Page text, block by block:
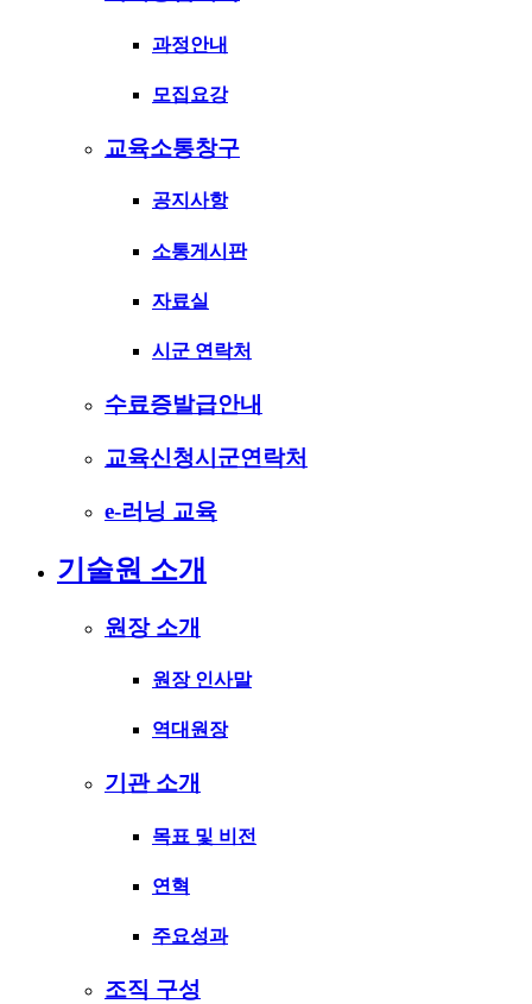
과정안내
모집요강
교육소통창구
공지사항
소통게시판
자료실
시군 연락처
수료증발급안내
교육신청시군연락처
e-러닝 교육
기술원 소개
원장 소개
원장 인사말
역대원장
기관 소개
목표 및 비전
연혁
주요성과
조직 구성